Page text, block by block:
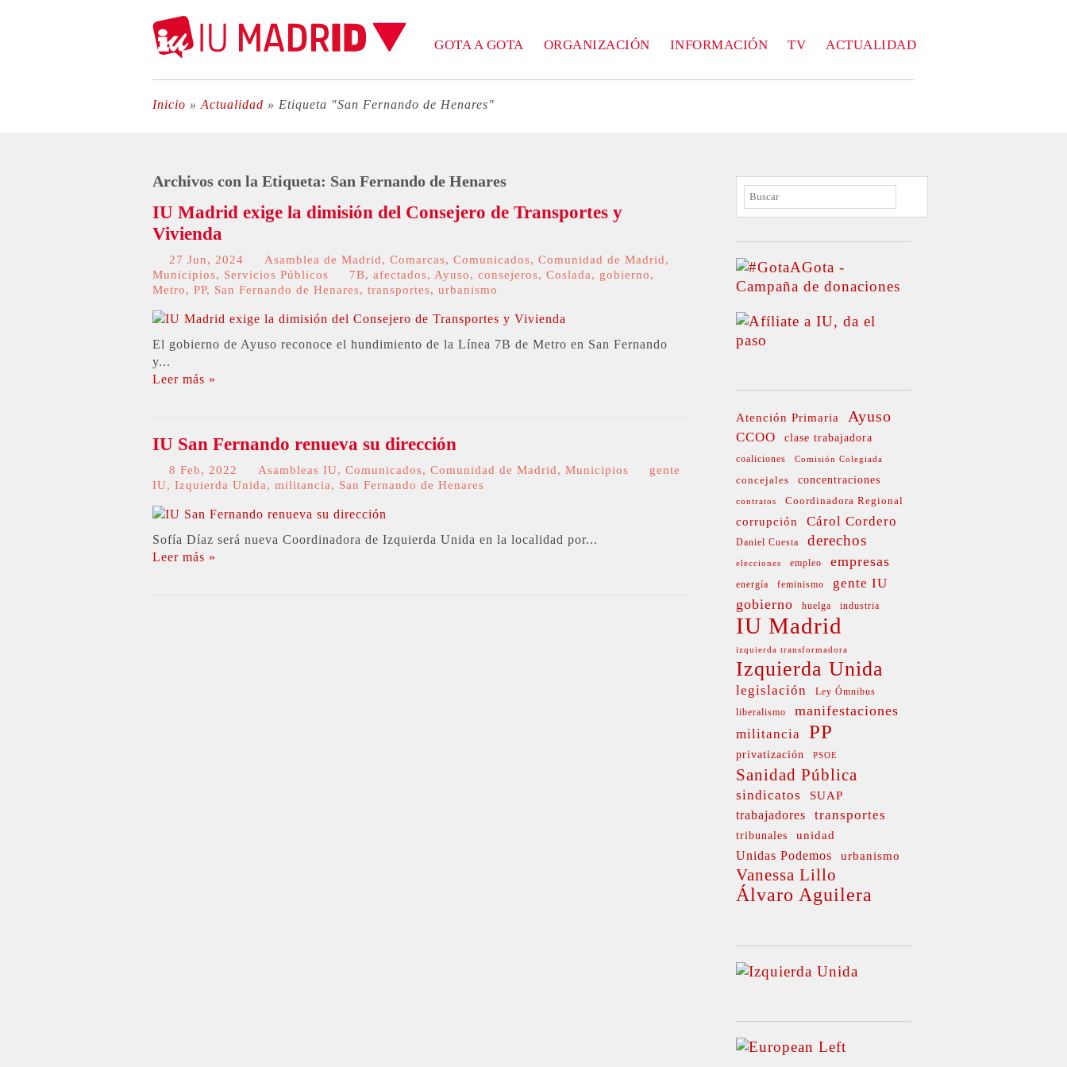
GOTA A GOTA ORGANIZACIÓN INFORMACIÓN TV ACTUALIDAD
Inicio »Actualidad » Etiqueta "San Fernando de Henares"
Archivos con la Etiqueta: San Fernando de Henares
IU Madrid exige la dimisión del Consejero de Transportes y
Vivienda
27 Jun, 2024 Asamblea de Madrid, Comarcas, Comunicados, Comunidad de Madrid,
Municipios, Servicios Públicos 7B, afectados, Ayuso, consejeros, Coslada, gobierno,
Metro, PP, San Fernando de Henares, transportes, urbanismo
El gobierno de Ayuso reconoce el hundimiento de la Línea 7B de Metro en San Fernando
y...
Leer más »
IU San Fernando renueva su dirección
8 Feb, 2022 Asambleas IU, Comunicados, Comunidad de Madrid, Municipios
gente
IU, Izquierda Unida, militancia, San Fernando de Henares
Sofía Díaz será nueva Coordinadora de Izquierda Unida en la localidad por...
Leer más »
BUSCAR
Atención Primaria Ayuso
CCOO clase trabajadora
coaliciones Comisión Colegiada
concejales concentraciones
contratos Coordinadora Regional
corrupción Cárol Cordero
Daniel Cuesta derechos
elecciones empleo empresas
energía feminismo gente IU
gobierno huelga industria
IU Madrid
izquierda transformadora
Izquierda Unida
legislación Ley Ómnibus
liberalismo manifestaciones
militancia PP
privatización PSOE
Sanidad Pública
sindicatos
SUAP
trabajadores
transportes
tribunales unidad
Unidas Podemos urbanismo
Vanessa Lillo
Álvaro Aguilera